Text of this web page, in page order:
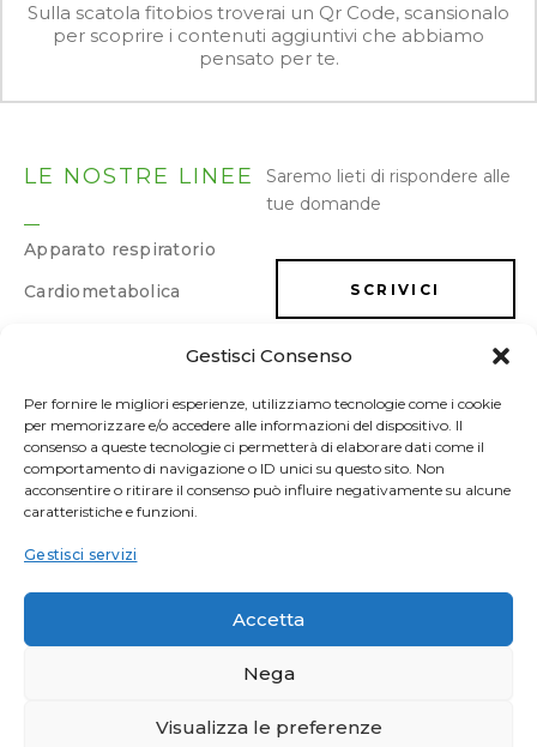
Gestisci Consenso
Per fornire le migliori esperienze, utilizziamo tecnologie come i cookie
per memorizzare e/o accedere alle informazioni del dispositivo. Il
consenso a queste tecnologie ci permetterà di elaborare dati come il
comportamento di navigazione o ID unici su questo sito. Non
acconsentire o ritirare il consenso può influire negativamente su alcune
caratteristiche e funzioni.
Gestisci servizi
Accetta
Nega
Visualizza le preferenze
Sulla scatola fitobios troverai un Qr Code, scansionalo
per scoprire i contenuti aggiuntivi che abbiamo
pensato per te.
LE NOSTRE LINEE
Apparato respiratorio
Cardiometabolica
Energia e memoria
Gastrointestinale
Ginecologica/Urologica
Osteoarticolare
Sonno e umore
Sport
Saremo lieti di rispondere alle
tue domande
SCRIVICI
LAVORA CON NOI
FITOBIOS srl | Via Ruvo 78/80 | 76011 Bisceglie (BT) | P. IVA